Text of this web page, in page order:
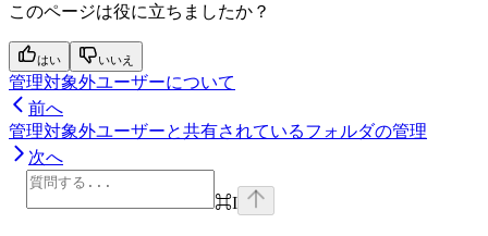
このページは役に立ちましたか？
はい いいえ
管理対象外ユーザーについて
前へ
管理対象外ユーザーと共有されているフォルダの管理
次へ
⌘I